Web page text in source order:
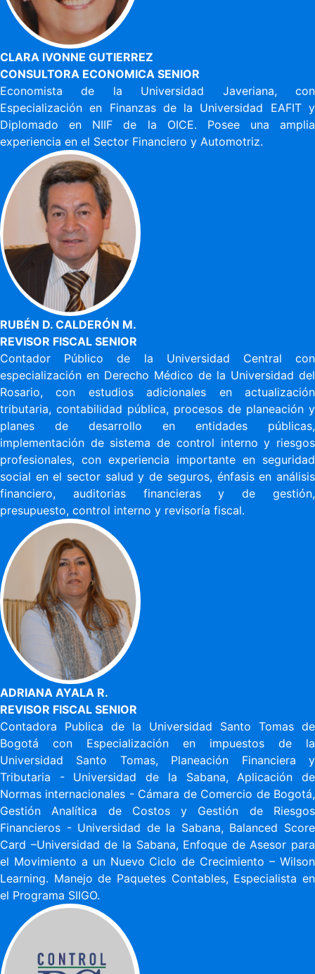
CLARA IVONNE GUTIERREZ
CONSULTORA ECONOMICA SENIOR
Economista de la Universidad Javeriana, con
Especialización en Finanzas de la Universidad EAFIT y
Diplomado en NIIF de la OICE. Posee una amplia
experiencia en el Sector Financiero y Automotriz.
RUBÉN D. CALDERÓN M.
REVISOR FISCAL SENIOR
Contador Público de la Universidad Central con
especialización en Derecho Médico de la Universidad del
Rosario, con estudios adicionales en actualización
tributaria, contabilidad pública, procesos de planeación y
planes de desarrollo en entidades públicas,
implementación de sistema de control interno y riesgos
profesionales, con experiencia importante en seguridad
social en el sector salud y de seguros, énfasis en análisis
financiero, auditorias financieras y de gestión,
presupuesto, control interno y revisoría fiscal.
ADRIANA AYALA R.
REVISOR FISCAL SENIOR
Contadora Publica de la Universidad Santo Tomas de
Bogotá con Especialización en impuestos de la
Universidad Santo Tomas, Planeación Financiera y
Tributaria - Universidad de la Sabana, Aplicación de
Normas internacionales - Cámara de Comercio de Bogotá,
Gestión Analítica de Costos y Gestión de Riesgos
Financieros - Universidad de la Sabana, Balanced Score
Card –Universidad de la Sabana, Enfoque de Asesor para
el Movimiento a un Nuevo Ciclo de Crecimiento – Wilson
Learning. Manejo de Paquetes Contables, Especialista en
el Programa SIIGO.